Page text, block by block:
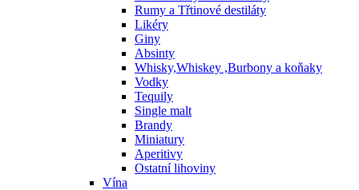
Rumy a Třtinové destiláty
Likéry
Giny
Absinty
Whisky,Whiskey ,Burbony a koňaky
Vodky
Tequily
Single malt
Brandy
Miniatury
Aperitivy
Ostatní lihoviny
Vína